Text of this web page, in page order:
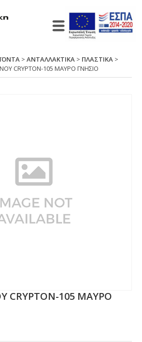
>ΑΝΤΑΛΛΑΚΤΙΚΑ > ΠΛΑΣΤΙΚΑ >
CRΥΡΤΟΝ-105 ΜΑΥΡΟ ΓΝΗΣΙΟ
CRΥΡΤΟΝ-105 ΜΑΥΡΟ